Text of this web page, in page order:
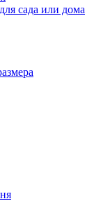
сада или дома